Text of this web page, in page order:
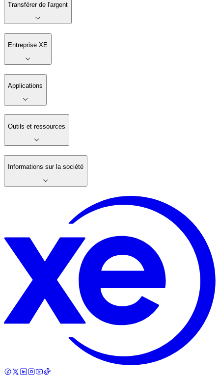
Transférer de l'argent
Entreprise XE
Applications
Outils et ressources
Informations sur la société